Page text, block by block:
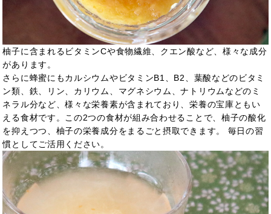
柚子に含まれるビタミンCや食物繊維、 クエン酸など、様々な成分
があります。
さらに蜂蜜にもカルシウムやビタミンB1、B2、葉酸などのビタミ
ン類、鉄、リン、カリウム、マグネシウム、ナトリウムなどのミ
ネラル分など、様々な栄養素が含まれており、栄養の宝庫ともい
える食材です。この2つの食材が組み合わせることで、柚子の酸化
を抑えつつ、柚子の栄養成分をまるごと摂取できます。
毎日の習
慣としてご活用ください。